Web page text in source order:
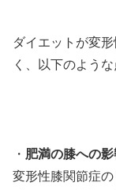
ダイエットが変
く、以下のような
・ 肥満の膝への影
変形性膝関節症の